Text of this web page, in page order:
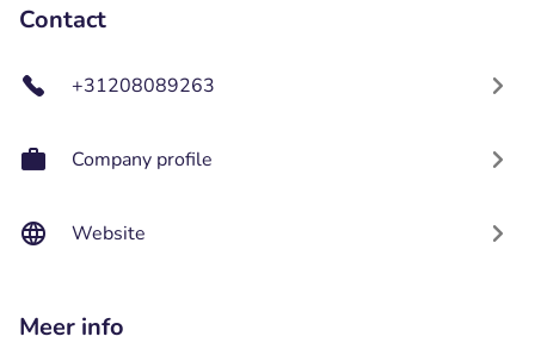
Contact
+31208089263
Company profile
Website
Meer info